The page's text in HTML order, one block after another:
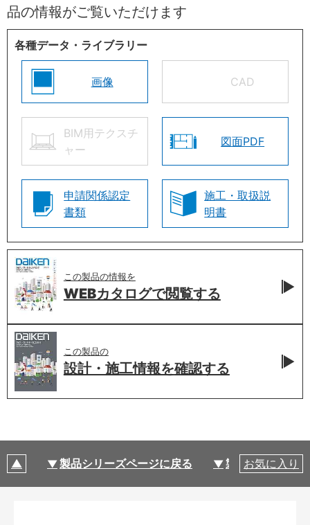
品の情報がご覧いただけます
各種データ・ライブラリー
画像 CAD
BIM用テクスチ
ャー
図面PDF
申請関係認定
書類
施工・取扱説
明書
この製品の情報を
WEBカタログで閲覧する
この製品の
設計・施工情報を確認する
製品シリーズページに戻る 製品仕様
お気に入り